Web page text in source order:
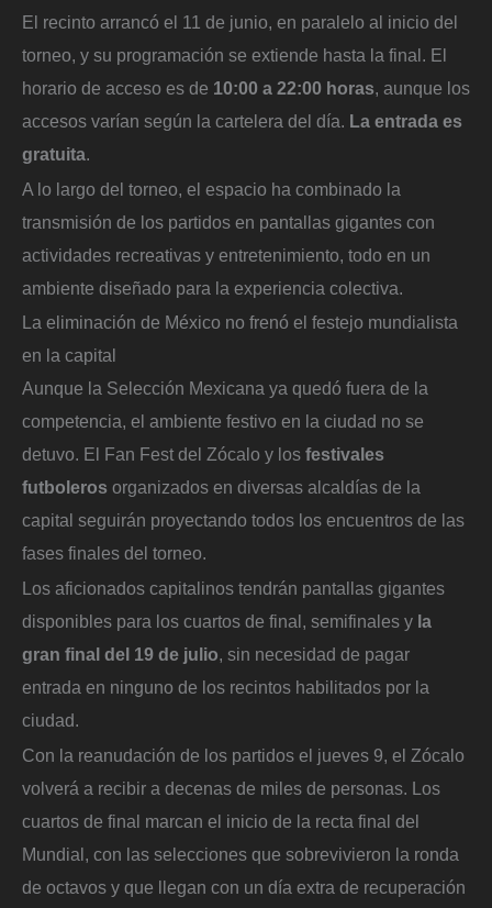
El recinto arrancó el 11 de junio, en paralelo al inicio del
torneo, y su programación se extiende hasta la final. El
horario de acceso es de 10:00 a 22:00 horas, aunque los
accesos varían según la cartelera del día. La entrada es
gratuita.
A lo largo del torneo, el espacio ha combinado la
transmisión de los partidos en pantallas gigantes con
actividades recreativas y entretenimiento, todo en un
ambiente diseñado para la experiencia colectiva.
La eliminación de México no frenó el festejo mundialista
en la capital
Aunque la Selección Mexicana ya quedó fuera de la
competencia, el ambiente festivo en la ciudad no se
detuvo. El Fan Fest del Zócalo y los festivales
futboleros organizados en diversas alcaldías de la
capital seguirán proyectando todos los encuentros de las
fases finales del torneo.
Los aficionados capitalinos tendrán pantallas gigantes
disponibles para los cuartos de final, semifinales y la
gran final del 19 de julio, sin necesidad de pagar
entrada en ninguno de los recintos habilitados por la
ciudad.
Con la reanudación de los partidos el jueves 9, el Zócalo
volverá a recibir a decenas de miles de personas. Los
cuartos de final marcan el inicio de la recta final del
Mundial, con las selecciones que sobrevivieron la ronda
de octavos y que llegan con un día extra de recuperación